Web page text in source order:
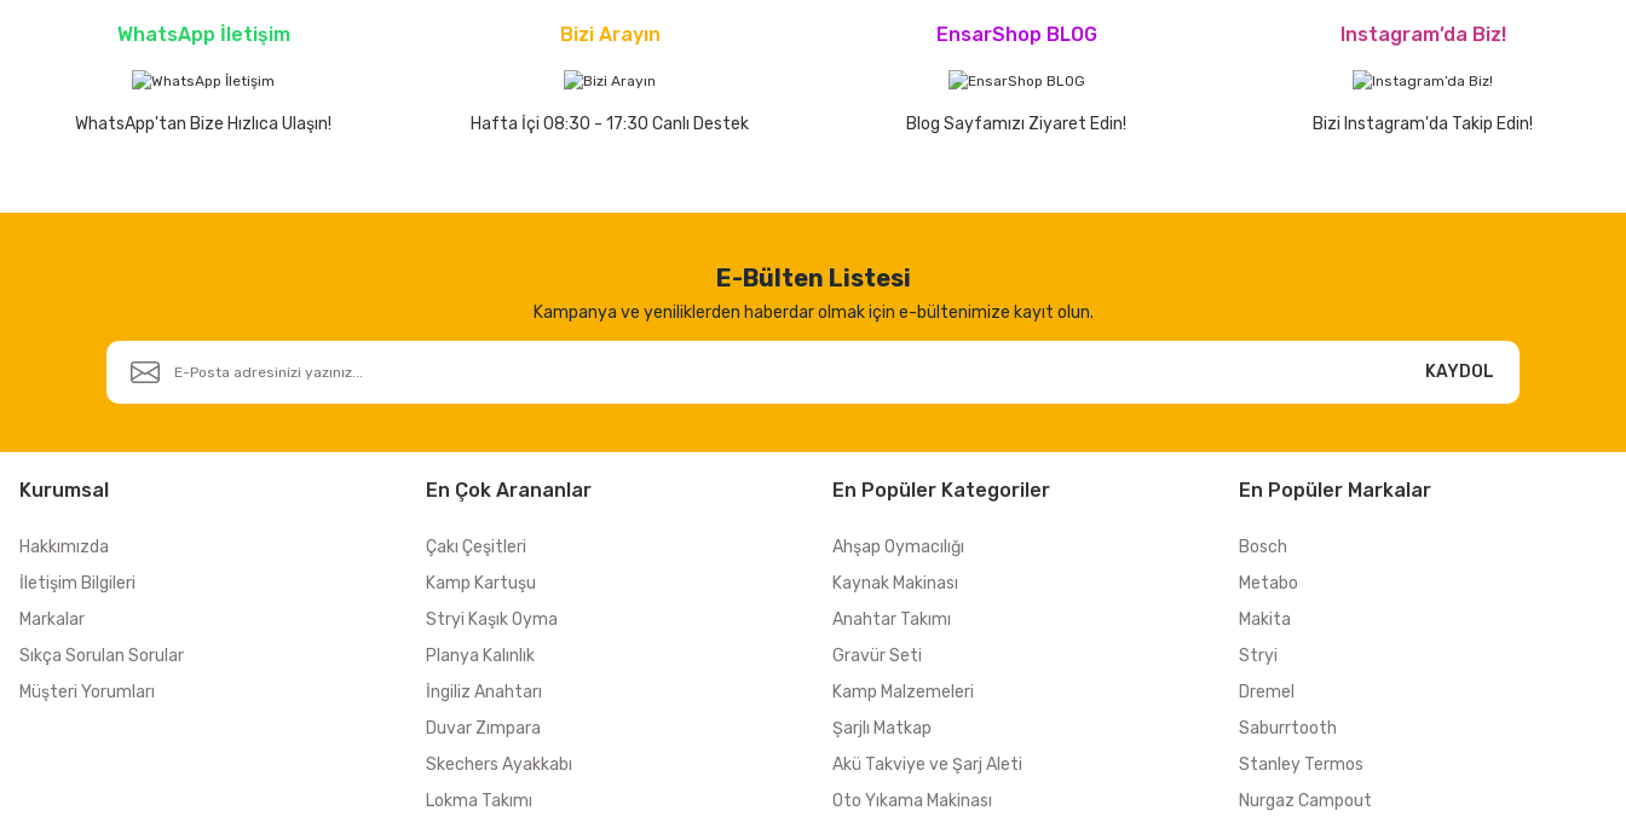
WhatsApp İletişim
WhatsApp'tan Bize Hızlıca Ulaşın!
Bizi Arayın
Hafta İçi 08:30 - 17:30 Canlı Destek
EnsarShop BLOG
Blog Sayfamızı Ziyaret Edin!
Instagram’da Biz!
Bizi Instagram'da Takip Edin!
E-Bülten Listesi
Kampanya ve yeniliklerden haberdar olmak için e-bültenimize kayıt olun.
KAYDOL
Kurumsal
Hakkımızda
İletişim Bilgileri
Markalar
Sıkça Sorulan Sorular
Müşteri Yorumları
En Çok Arananlar
Çakı Çeşitleri
Kamp Kartuşu
Stryi Kaşık Oyma
Planya Kalınlık
İngiliz Anahtarı
Duvar Zımpara
Skechers Ayakkabı
Lokma Takımı
En Popüler Kategoriler
Ahşap Oymacılığı
Kaynak Makinası
Anahtar Takımı
Gravür Seti
Kamp Malzemeleri
Şarjlı Matkap
Akü Takviye ve Şarj Aleti
Oto Yıkama Makinası
En Popüler Markalar
Bosch
Metabo
Makita
Stryi
Dremel
Saburrtooth
Stanley Termos
Nurgaz Campout